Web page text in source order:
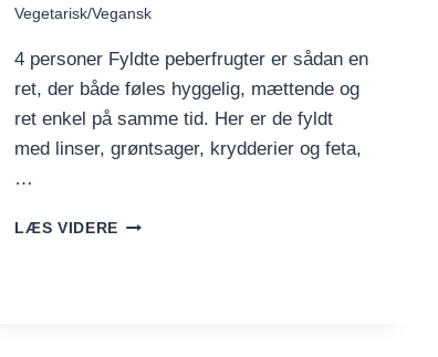
Vegetarisk/Vegansk
4 personer Fyldte peberfrugter er sådan en
ret, der både føles hyggelig, mættende og
ret enkel på samme tid. Her er de fyldt
med linser, grøntsager, krydderier og feta,
…
LÆS VIDERE FYLDTE